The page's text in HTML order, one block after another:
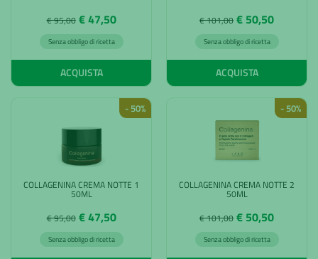
€ 95,00 € 47,50
Senza obbligo di ricetta
ACQUISTA
€ 101,00 € 50,50
Senza obbligo di ricetta
ACQUISTA
- 50%
COLLAGENINA CREMA NOTTE 1
50ML
€ 95,00 € 47,50
Senza obbligo di ricetta
- 50%
COLLAGENINA CREMA NOTTE 2
50ML
€ 101,00 € 50,50
Senza obbligo di ricetta